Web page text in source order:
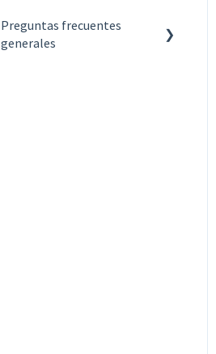
Preguntas frecuentes
generales